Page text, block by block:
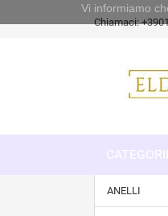
Chiamaci:
ANELLI
Vi informiamo